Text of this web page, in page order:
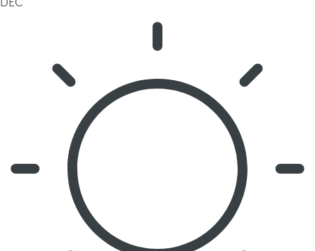
DEC